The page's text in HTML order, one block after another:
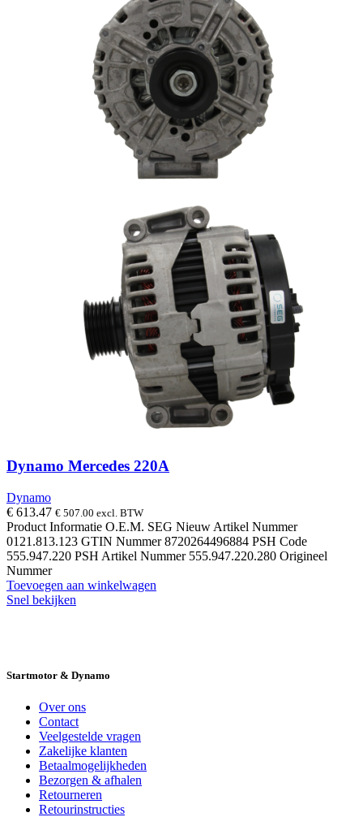
Dynamo Mercedes 220A
Dynamo
€ 613.47 € 507.00 excl. BTW
Product Informatie O.E.M. SEG Nieuw Artikel Nummer
0121.813.123 GTIN Nummer 8720264496884 PSH Code
555.947.220 PSH Artikel Nummer 555.947.220.280 Origineel
Nummer
Toevoegen aan winkelwagen
Snel bekijken
Startmotor & Dynamo
Over ons
Contact
Veelgestelde vragen
Zakelijke klanten
Betaalmogelijkheden
Bezorgen & afhalen
Retourneren
Retourinstructies